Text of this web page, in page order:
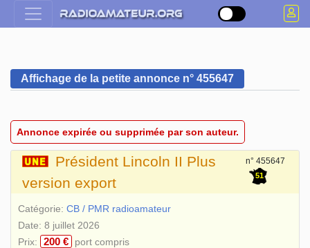
Affichage de la petite annonce n° 455647
Annonce expirée ou supprimée par son auteur.
Président Lincoln II Plus
version export
n° 455647
51
Catégorie: CB / PMR radioamateur
Date: 8 juillet 2026
Prix:
200 € port compris